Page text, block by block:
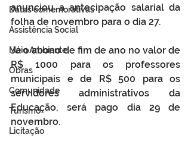
Datas comemorativas
Assistência Social
Meio Ambiente
Obras
Comunidade
Turismo
Licitação
anunciou a antecipação salarial da
folha de novembro para o dia 27.
Já o abono de fim de ano no valor de
R$ 1000 para os professores
municipais e de R$ 500 para os
servidores administrativos da
Educação, será pago dia 29 de
novembro.